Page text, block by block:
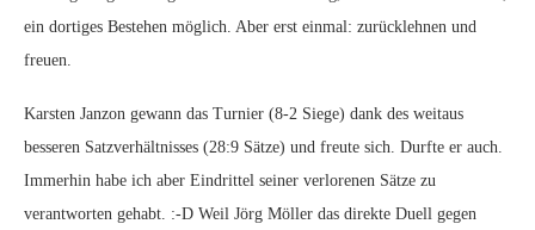
ein dortiges Bestehen möglich. Aber erst einmal: zurücklehnen und
freuen.
Karsten Janzon gewann das Turnier (8-2 Siege) dank des weitaus
besseren Satzverhältnisses (28:9 Sätze) und freute sich. Durfte er auch.
Immerhin habe ich aber Eindrittel seiner verlorenen Sätze zu
verantworten gehabt. :-D Weil Jörg Möller das direkte Duell gegen